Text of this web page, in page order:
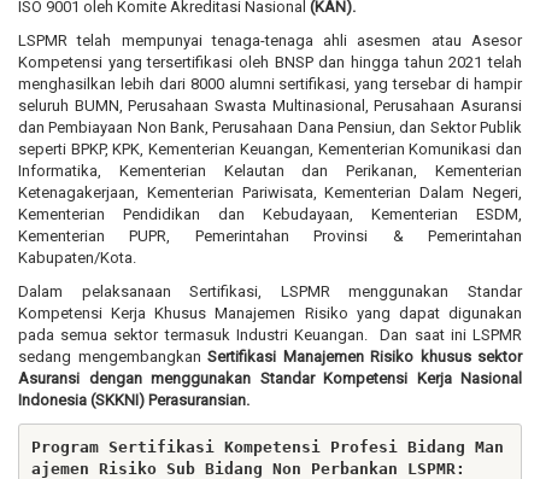
ISO 9001 oleh Komite Akreditasi Nasional (KAN).
LSPMR telah mempunyai tenaga-tenaga ahli asesmen atau Asesor
Kompetensi yang tersertifikasi oleh BNSP dan hingga tahun 2021 telah
menghasilkan lebih dari 8000 alumni sertifikasi, yang tersebar di hampir
seluruh BUMN, Perusahaan Swasta Multinasional, Perusahaan Asuransi
dan Pembiayaan Non Bank, Perusahaan Dana Pensiun, dan Sektor Publik
seperti BPKP, KPK, Kementerian Keuangan, Kementerian Komunikasi dan
Informatika, Kementerian Kelautan dan Perikanan, Kementerian
Ketenagakerjaan, Kementerian Pariwisata, Kementerian Dalam Negeri,
Kementerian Pendidikan dan Kebudayaan, Kementerian ESDM,
Kementerian PUPR, Pemerintahan Provinsi & Pemerintahan
Kabupaten/Kota.
Dalam pelaksanaan Sertifikasi, LSPMR menggunakan Standar
Kompetensi Kerja Khusus Manajemen Risiko yang dapat digunakan
pada semua sektor termasuk Industri Keuangan. Dan saat ini LSPMR
sedang mengembangkan Sertifikasi Manajemen Risiko khusus sektor
Asuransi dengan menggunakan Standar Kompetensi Kerja Nasional
Indonesia (SKKNI) Perasuransian.
Program Sertifikasi Kompetensi Profesi Bidang Man
ajemen Risiko Sub Bidang Non Perbankan LSPMR: